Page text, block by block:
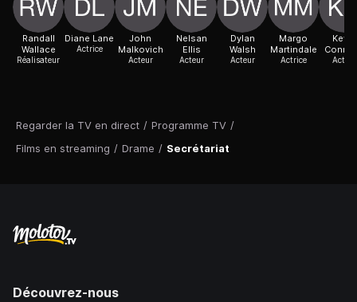
Regarder la TV en direct / Programme TV /
Films en streaming / Drame / Secrétariat
Randall
Wallace
Réalisateur
Diane Lane
Actrice
John
Malkovich
Acteur
Nelsan
Ellis
Acteur
Dylan
Walsh
Acteur
Margo
Martindale
Actrice
Kevin
Acteur
Découvrez-nous